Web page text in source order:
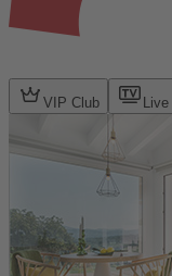
VIP Club